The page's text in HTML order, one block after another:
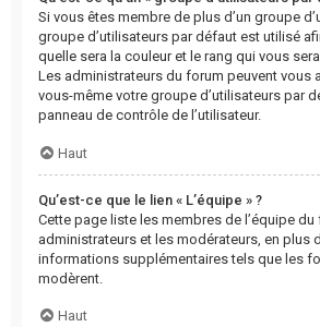
Si vous êtes membre de plus d’un groupe
groupe d’utilisateurs par défaut est utilisé
quelle sera la couleur et le rang qui vous
Les administrateurs du forum peuvent vous
vous-même votre groupe d’utilisateurs par
panneau de contrôle de l’utilisateur.
Haut
Qu’est-ce que le lien « L’équipe » ?
Cette page liste les membres de l’équipe
administrateurs et les modérateurs, en plus
informations supplémentaires tels que les
modèrent.
Haut